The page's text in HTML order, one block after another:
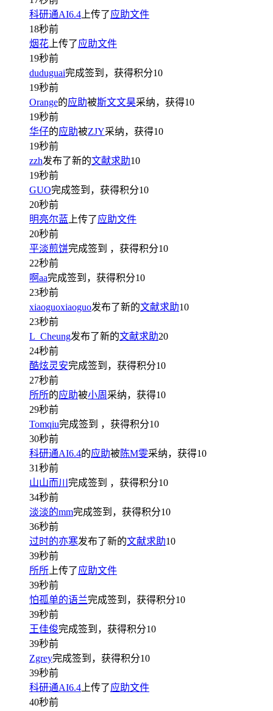
科研通AI6.4 上传了应助文件
18秒前
烟花 上传了应助文件
19秒前
duduguai完成签到，获得积分10
19秒前
Orange的应助被斯文文昊采纳，获得10
19秒前
华仔的应助被ZJY采纳，获得10
19秒前
zzh发布了新的文献求助10
19秒前
GUO完成签到，获得积分10
20秒前
明亮尔蓝 上传了应助文件
20秒前
平淡煎饼完成签到 ，获得积分10
22秒前
啊aa完成签到，获得积分10
23秒前
xiaoguoxiaoguo发布了新的文献求助10
23秒前
L_Cheung发布了新的文献求助20
24秒前
酷炫灵安完成签到，获得积分10
27秒前
所所的应助被小周 采纳，获得10
29秒前
Tomqiu完成签到 ，获得积分10
30秒前
科研通AI6.4的应助被陈M雯采纳，获得10
31秒前
山山而川 完成签到 ，获得积分10
34秒前
淡淡的mm完成签到，获得积分10
36秒前
过时的亦寒发布了新的文献求助10
39秒前
所所 上传了应助文件
39秒前
怕孤单的语兰完成签到，获得积分10
39秒前
王佳俊完成签到，获得积分10
39秒前
Zgrey完成签到，获得积分10
39秒前
科研通AI6.4 上传了应助文件
40秒前